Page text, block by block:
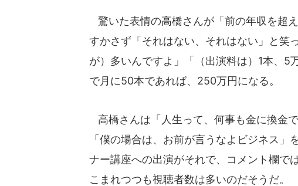
驚いた表情の高橋さんが「前の年収を超
すかさず「それはない、それはない」と笑
が）多いんですよ」「（出演料は）1本、5
で月に50本であれば、250万円になる。
高橋さんは「人生って、何事も金に換金
「僕の場合は、お前が言うなよビジネス
ナー講座への出演がそれで、コメント欄で
こまれつつも視聴者数は多いのだそうだ。